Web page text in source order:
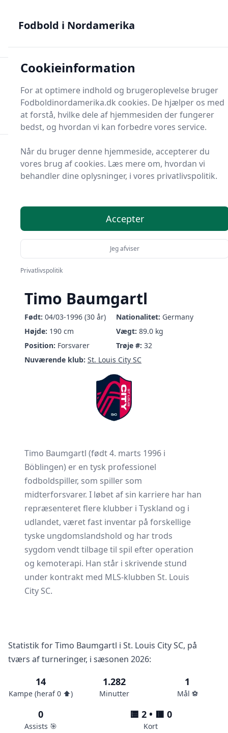
til nordamerikansk fodbold
Fodbold i
Menu
Søg
Timo Baumgartl
Født: 04/03-1996 (30 år) Nationalitet: Germany
Højde: 190 cm Vægt: 89.0 kg
Position: Forsvarer Trøje #: 32
Nuværende klub: St. Louis City SC
Timo Baumgartl (født 4. marts 1996 i
Böblingen) er en tysk professionel
fodboldspiller, som spiller som
midterforsvarer. I løbet af sin karriere har han
repræsenteret flere klubber i Tyskland og i
udlandet, været fast inventar på forskellige
tyske ungdomslandshold og har trods
sygdom vendt tilbage til spil efter operation
og kemoterapi. Han står i skrivende stund
under kontrakt med MLS-klubben St. Louis
City SC.
Statistik for Timo Baumgartl i St. Louis City SC, på
tværs af turneringer, i sæsonen 2026:
14
Kampe (heraf 0 ⬆️)
1.282
Minutter
1
Mål ⚽️
0
Assists 🎯
🟨 2 • 🟥 0
Kort
Fodbold i Nordamerika
Cookieinformation
For at optimere indhold og brugeroplevelse bruger
Fodboldinordamerika.dk cookies. De hjælper os med
at forstå, hvilke dele af hjemmesiden der fungerer
bedst, og hvordan vi kan forbedre vores service.
Når du bruger denne hjemmeside, accepterer du
vores brug af cookies. Læs mere om, hvordan vi
behandler dine oplysninger, i vores privatlivspolitik.
Accepter
Jeg afviser
Privatlivspolitik